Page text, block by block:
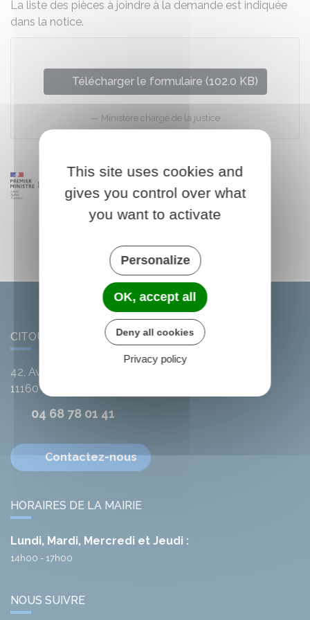
La liste des pièces à joindre à la demande est indiquée
dans la notice.
Télécharger le formulaire (102.0 KB)
Ministère chargé de la justice
CITOU
42, Avenue de l'Argent-Double
11160Citou
04 68 78 01 41
Contactez-nous
HORAIRES DE LA MAIRIE
Lundi, Mardi, Mercredi et Jeudi :
14h00 - 17h00
NOUS SUIVRE
This site uses cookies and
gives you control over what
you want to activate
Personalize
OK, accept all
Deny all cookies
Privacy policy